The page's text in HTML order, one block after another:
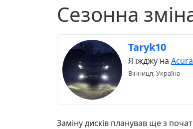
Сезонна
Taryk10
Я їжджу на
Вінниця, Україна
Заміну дисків планував ще з